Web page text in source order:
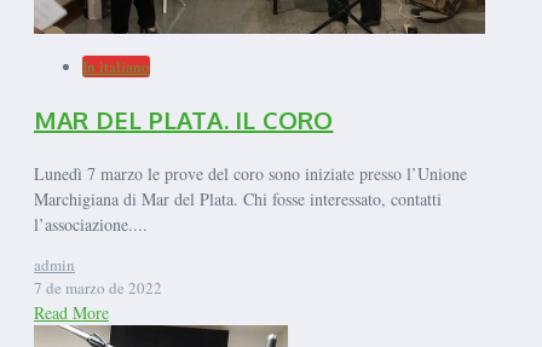
In italiano
MAR DEL PLATA. IL CORO
Lunedì 7 marzo le prove del coro sono iniziate presso l’Unione
Marchigiana di Mar del Plata. Chi fosse interessato, contatti
l’associazione....
admin
7 de marzo de 2022
Read More